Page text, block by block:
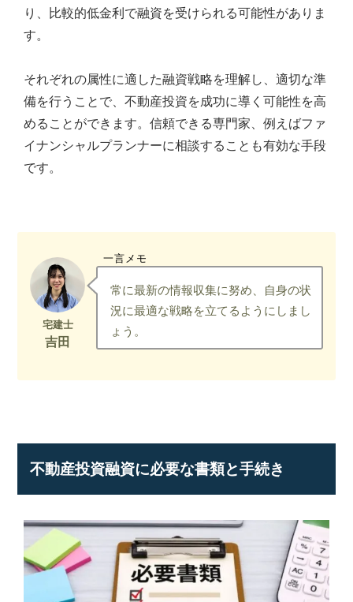
り、比較的低金利で融資を受けられる可能性がありま
す。
それぞれの属性に適した融資戦略を理解し、適切な準
備を行うことで、不動産投資を成功に導く可能性を高
めることができます。信頼できる専門家、例えばファ
イナンシャルプランナーに相談することも有効な手段
です。
一言メモ
常に最新の情報収集に努め、自身の状
況に最適な戦略を立てるようにしまし
ょう。
不動産投資融資に必要な書類と手続き